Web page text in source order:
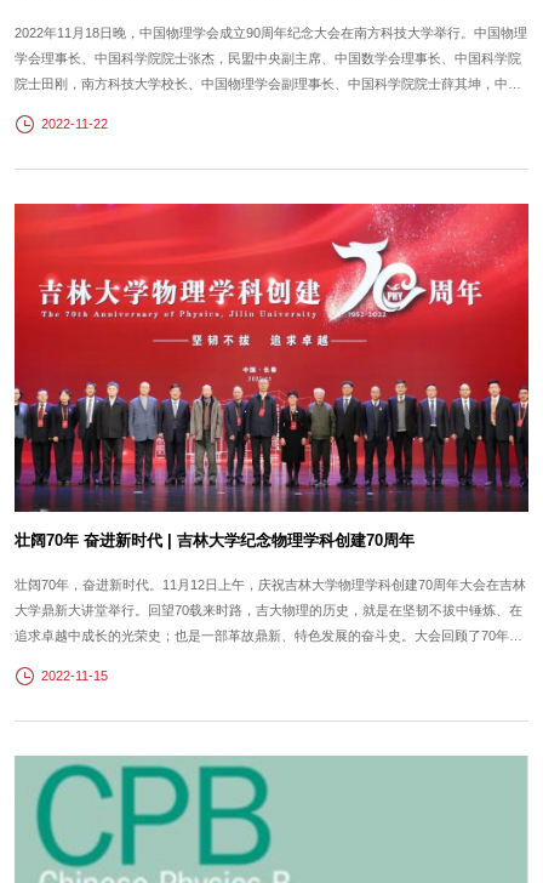
2022年11月18日晚，中国物理学会成立90周年纪念大会在南方科技大学举行。中国物理
学会理事长、中国科学院院士张杰，民盟中央副主席、中国数学会理事长、中国科学院
院士田刚，南方科技大学校长、中国物理学会副理事长、中国科学院院士薛其坤，中国
林海青，中国科学院院士唐本忠，南方科技大学副校长、中国科学院院士杨学明，南方
2022-11-22
壮阔70年 奋进新时代 | 吉林大学纪念物理学科创建70周年
壮阔70年，奋进新时代。11月12日上午，庆祝吉林大学物理学科创建70周年大会在吉林
大学鼎新大讲堂举行。回望70载来时路，吉大物理的历史，就是在坚韧不拔中锤炼、在
追求卓越中成长的光荣史；也是一部革故鼎新、特色发展的奋斗史。大会回顾了70年来
中形成的历史经验，展望在新时代征程上建设中国特色、世界一流学科的光明前景。 吉
2022-11-15